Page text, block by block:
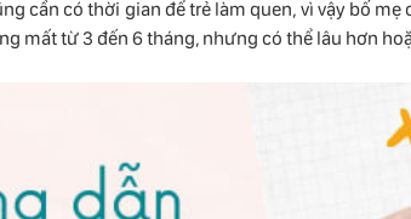
cần có thời gian để trẻ làm quen, vì vậy bố
mất từ ​​3 đến 6 tháng, nhưng có thể lâu hơn